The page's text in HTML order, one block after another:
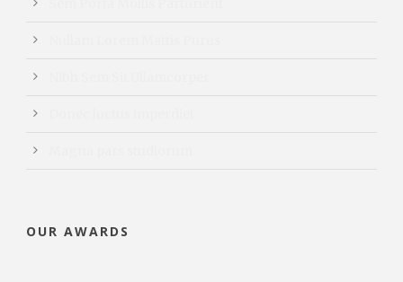
OUR AWARDS